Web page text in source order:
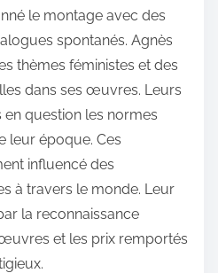
le montage avec des
spontanés. Agnès
thèmes féministes et des
dans ses œuvres. Leurs
question les normes
leur époque. Ces
influencé des
à travers le monde. Leur
la reconnaissance
et les prix remportés